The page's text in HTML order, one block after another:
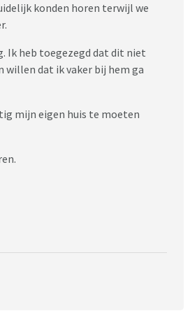
konden horen terwijl we
Ik heb toegezegd dat dit niet
willen dat ik vaker bij hem ga
mijn eigen huis te moeten